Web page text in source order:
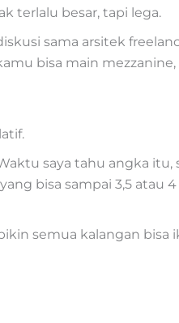
terlalu besar, tapi lega.
sama arsitek
bisa main
saya tahu angka
bisa sampai 3,5 atau
semua kalangan bisa